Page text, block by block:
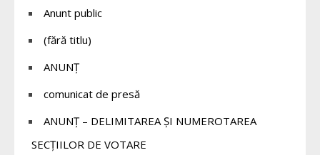
Anunt public
(fără titlu)
ANUNȚ
comunicat de presă
ANUNȚ – DELIMITAREA ȘI NUMEROTAREA
SECȚIILOR DE VOTARE